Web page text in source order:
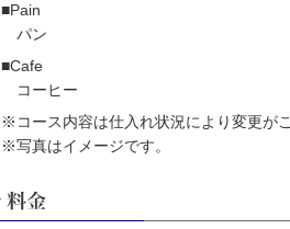
■Pain
パン
■Cafe
コーヒー
※コース内容は仕入れ状況により変更がご
※写真はイメージです。